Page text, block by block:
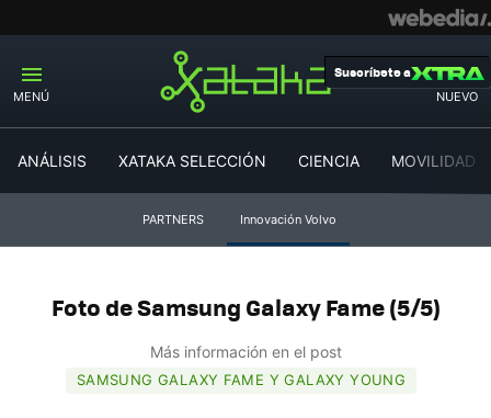
MENÚ NUEVO
Suscríbete a
ANÁLISIS XATAKA SELECCIÓN CIENCIA MOVILIDAD
PARTNERS Innovación Volvo
Foto de Samsung Galaxy Fame (5/5)
Más información en el post
SAMSUNG GALAXY FAME Y GALAXY YOUNG